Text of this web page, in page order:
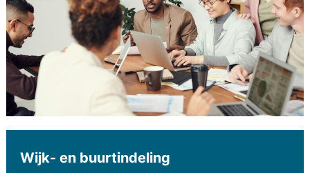
Wijk- en buurtindeling